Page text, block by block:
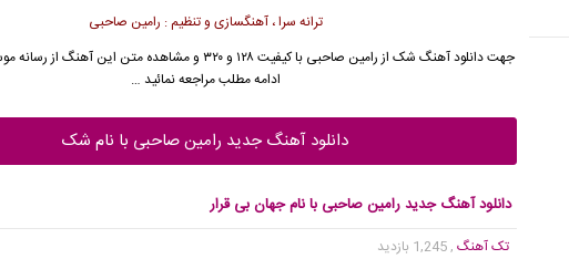
ترانه سرا ، آهنگسازی و تنظیم : رامین صاحبی
جهت دانلود آهنگ شک از رامین صاحبی
با کیفیت ۱۲۸ و ۳۲۰ و مشاهده متن این آهنگ از
ادامه مطلب مراجعه نمائید …
دانلود آهنگ جدید رامین صاحبی با نام شک
دانلود آهنگ جدید رامین صاحبی با نام جهان بی قرار
تک آهنگ, 1,245 بازدید